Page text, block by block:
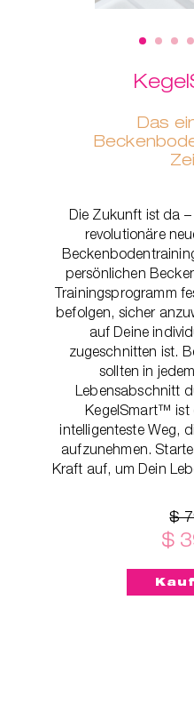
Das
Die Zukunft ist da
revolutionäre
persönlichen
Trainingsprogramm
befolgen, sicher
auf Deine
zugeschnitten ist.
sollten in
Lebensabschnitt
KegelSmart™ ist
intelligenteste Weg,
aufzunehmen.
Kraft auf, um Dein
$
$